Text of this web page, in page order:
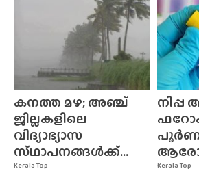
Kerala Top
കനത്ത മഴ; അഞ്ച്
ജില്ലകളിലെ
വിദ്യാഭ്യാസ
സ്‌ഥാപനങ്ങൾക്ക്‌...
Kerala Top
നിപ്പ